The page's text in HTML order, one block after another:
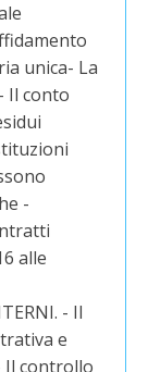
unica- La
Il conto
-
alle
- Il
e
Il controllo